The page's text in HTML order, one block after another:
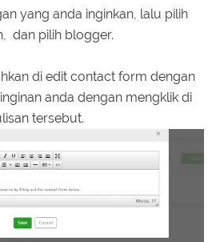
yang anda inginkan, lalu pilih
dan pilih blogger.
di edit contact form dengan
anda dengan mengklik di
tersebut.